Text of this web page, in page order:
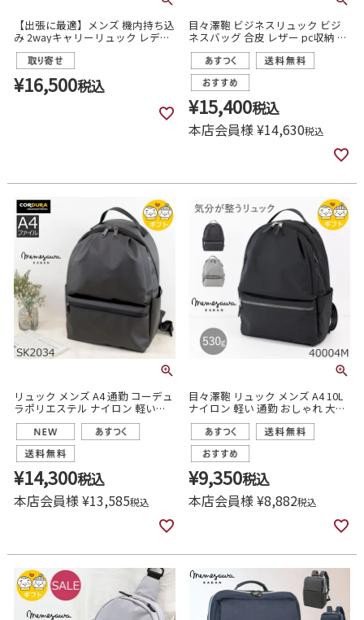
【出張に最適】メンズ 機内持ち込
み 2wayキャリーリュック レディ
ース｜リュックにもなるキャリー
バッグ｜spasso 1561
¥16,500税込
目々澤鞄 ビジネスリュック ビジ
ネスバッグ 合皮 レザー pc収納 メ
ンズ ブランド おしゃれ おすすめ
通勤 営業 出張
¥15,400税込
本店会員様¥14,630税込
リュック メンズ A4 通勤 コーデュ
ラポリエステル ナイロン 軽い
目々澤鞄 sk2034
¥14,300税込
本店会員様¥13,585税込
目々澤鞄 リュック メンズ A4 10L
ナイロン 軽い 通勤 おしゃれ 大人
ブランド 旅行 カジュアル 撥水 N.F
40004m
¥9,350税込
本店会員様¥8,882税込